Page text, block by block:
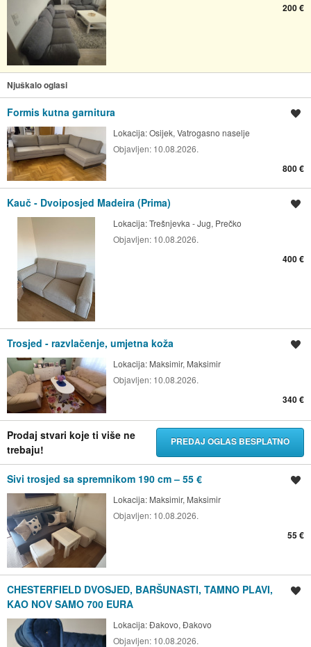
200 €
Njuškalo oglasi
Formis kutna garnitura
Lokacija:Osijek, Vatrogasno naselje
Objavljen: 10.08.2026.
800 €
Kauč - Dvoiposjed Madeira (Prima)
Lokacija:Trešnjevka - Jug, Prečko
Objavljen: 10.08.2026.
400 €
Trosjed - razvlačenje, umjetna koža
Lokacija: Maksimir, Maksimir
Objavljen: 10.08.2026.
340 €
Prodaj stvari koje ti više ne
trebaju!
PREDAJ OGLAS BESPLATNO
Sivi trosjed sa spremnikom 190 cm – 55 €
Lokacija: Maksimir, Maksimir
Objavljen: 10.08.2026.
55 €
CHESTERFIELD DVOSJED, BARŠUNASTI, TAMNO PLAVI,
KAO NOV SAMO 700 EURA
Lokacija:Đakovo, Đakovo
Objavljen: 10.08.2026.